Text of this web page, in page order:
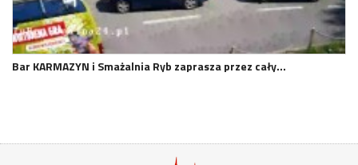
Bar KARMAZYN i Smażalnia Ryb zaprasza przez cały…